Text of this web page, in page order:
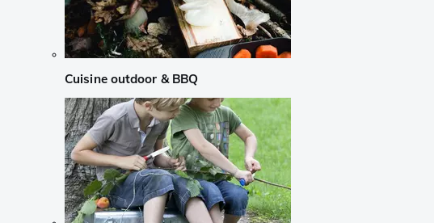
Cuisine outdoor & BBQ